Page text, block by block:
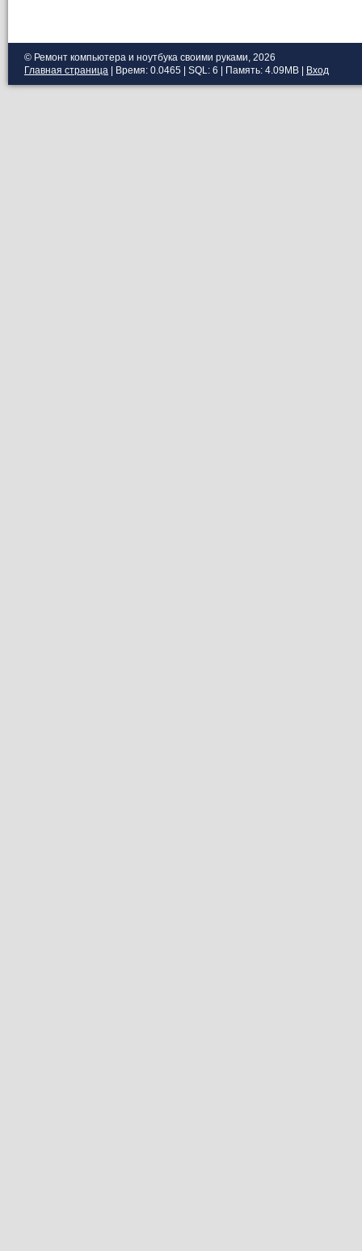
© Ремонт компьютера и ноутбука своими руками, 2026
Главная страница | Время: 0.0465 | SQL: 6 | Память: 4.09MB Вход